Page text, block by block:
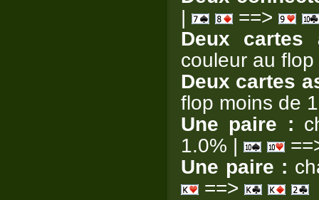
|
==>
Deux cartes
couleur au
Deux cartes
flop moins de
Une paire :
1.0% |
Une paire :
==>